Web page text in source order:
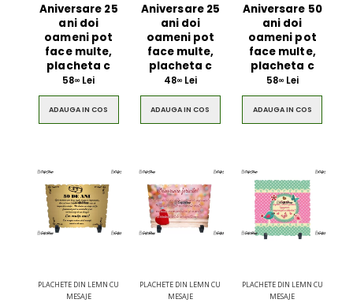
Aniversare 25
ani doi
oameni pot
face multe,
placheta c
5800 Lei
ADAUGA IN COS
Aniversare 25
ani doi
oameni pot
face multe,
placheta c
4800Lei
ADAUGA IN COS
Aniversare 50
ani doi
oameni pot
face multe,
placheta c
5800Lei
ADAUGA IN COS
PLACHETE DIN LEMN CU
MESAJE
PLACHETE DIN LEMN CU
MESAJE
PLACHETE DIN LEMN CU
MESAJE